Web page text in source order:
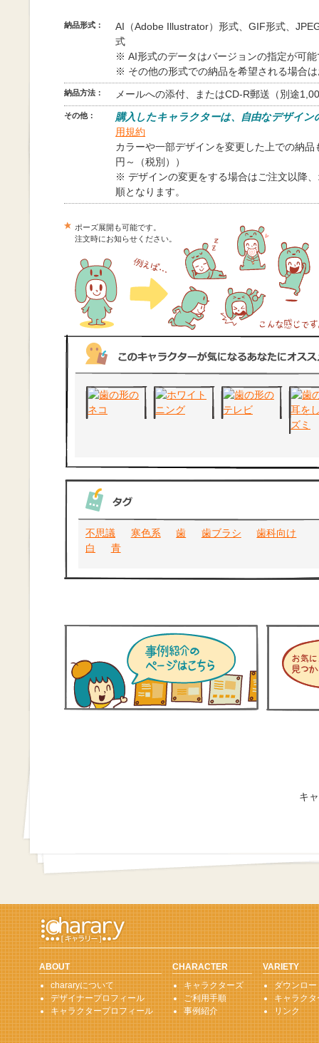
納品形式：
AI（Adobe Illustrator）形式、GIF形式、
式
※ AI形式のデータはバージョンの指定が可能
※ その他の形式での納品を希望される場合
納品方法： メールへの添付、またはCD-R郵送（別途
その他：
購入したキャラクターは、自由なデザイン
用規約
カラーや一部デザインを変更した上での納
円～（税別））
※ デザインの変更をする場合はご注文以降
順となります。
ポーズ展開も可能です。
注文時にお知らせください。
不思議 寒色系 歯 歯ブラシ
歯科向け
白
青
キ
ABOUT
chararyについて
デザイナープロフィール
キャラクタープロフィール
CHARACTER
キャラクターズ
ご利用手順
事例紹介
VARIETY
ダウンロ
キャラク
リンク